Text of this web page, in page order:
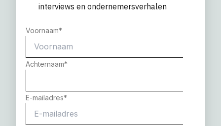
interviews en ondernemersverhalen
Voornaam*
Achternaam*
E-mailadres*